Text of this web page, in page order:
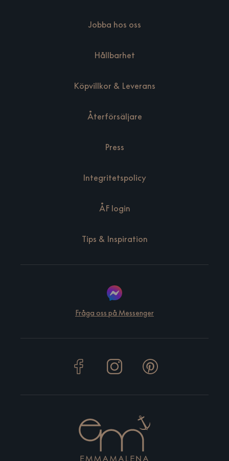
Jobba hos oss
Hållbarhet
Köpvillkor & Leverans
Återförsäljare
Press
Integritetspolicy
ÅF login
Tips & Inspiration
Fråga oss på Messenger